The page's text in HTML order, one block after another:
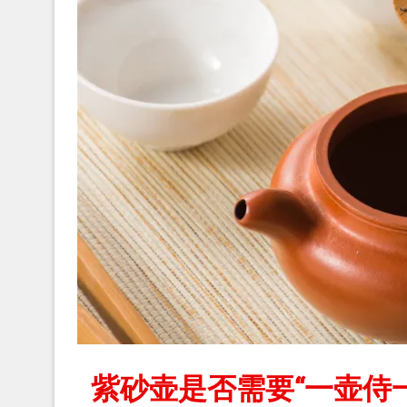
紫砂壶是否需要“一壶侍